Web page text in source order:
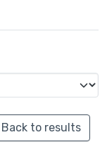
Back to results